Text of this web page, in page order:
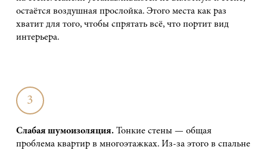
остаётся воздушная прослойка. Этого места как раз
хватит для того, чтобы спрятать всё, что портит вид
интерьера.
3
Слабая шумоизоляция. Тонкие стены — общая
проблема квартир в многоэтажках. Из-за этого в спальне